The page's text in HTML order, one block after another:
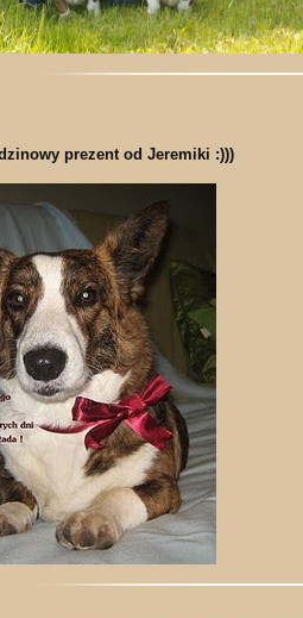
prezent od Jeremiki :)))